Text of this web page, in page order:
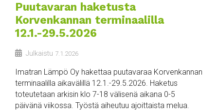
Puutavaran haketusta
Korvenkannan terminaalilla
12.1.-29.5.2026
Julkaistu 7.1.2026
Imatran Lämpö Oy hakettaa puutavaraa Korvenkannan
terminaalilla aikavälillä 12.1.-29.5.2026. Haketus
toteutetaan arkisin klo 7-18 välisenä aikana 0-5
päivänä viikossa. Työstä aiheutuu ajoittaista melua.